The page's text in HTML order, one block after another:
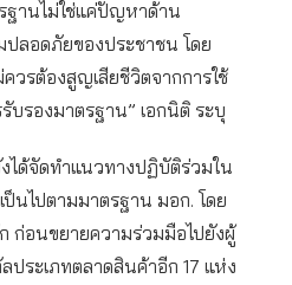
ฐานไม่ใช่แค่ปัญหาด้าน
ปลอดภัยของประชาชน โดย
ควรต้องสูญเสียชีวิตจากการใช้
บรองมาตรฐาน” เอกนิติ ระบุ
ได้จัดทำแนวทางปฏิบัติร่วมใน
นไปตามมาตรฐาน มอก. โดย
ก่อนขยายความร่วมมือไปยังผู้
ระเภทตลาดสินค้าอีก 17 แห่ง